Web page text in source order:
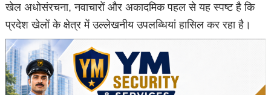
खेल अधोसंरचना, नवाचारों और अकादमिक पहल से यह स्पष्ट है कि
प्रदेश खेलों के क्षेत्र में उल्लेखनीय उपलब्धियां हासिल कर रहा है।